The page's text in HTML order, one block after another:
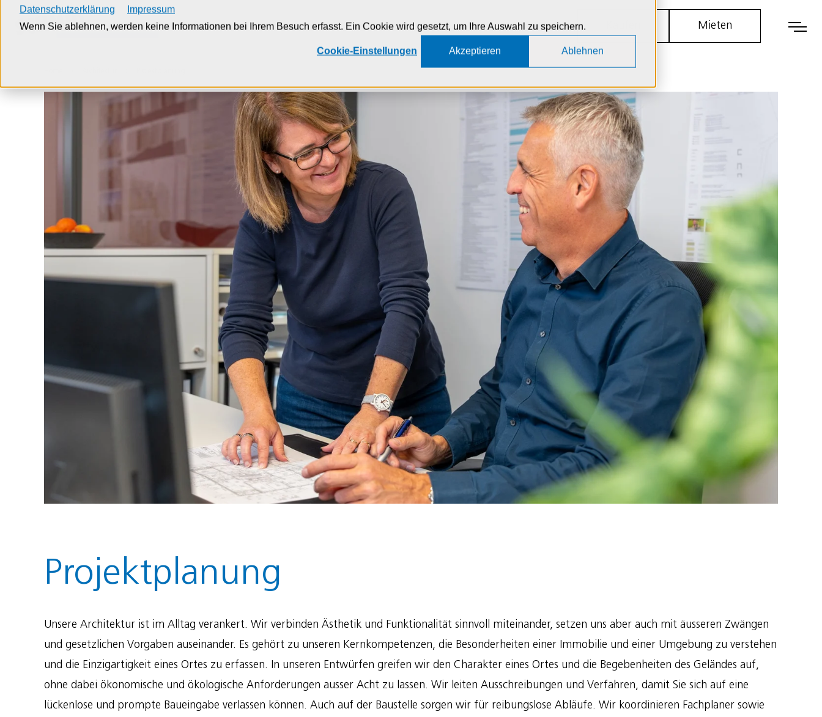
Datenschutzerklärung
Impressum
Wenn Sie ablehnen, werden keine Informationen bei Ihrem Besuch erfasst. Ein Cookie wird gesetzt, um Ihre Auswahl zu speichern.
Cookie-Einstellungen Akzeptieren Ablehnen
Mieten
Projekt­planung
Unsere Architektur ist im Alltag verankert. Wir verbinden Ästhetik und Funktionalität sinnvoll miteinander, setzen uns aber auch mit äusseren Zwängen
und gesetzlichen Vorgaben auseinander. Es gehört zu unseren Kernkompetenzen, die Besonderheiten einer Immobilie und einer Umgebung zu verstehen
und die Einzigartigkeit eines Ortes zu erfassen. In unseren Entwürfen greifen wir den Charakter eines Ortes und die Begebenheiten des Geländes auf,
ohne dabei ökonomische und ökologische Anforderungen ausser Acht zu lassen. Wir leiten Ausschreibungen und Verfahren, damit Sie sich auf eine
lückenlose und prompte Baueingabe verlassen können. Auch auf der Baustelle sorgen wir für reibungslose Abläufe. Wir koordinieren Fachplaner sowie